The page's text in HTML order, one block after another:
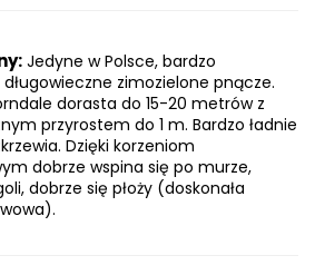
Jedyne w Polsce, bardzo
zimozielone pnącze.
dorasta do 15-20 metrów z
przyrostem do 1 m. Bardzo ładnie
Dzięki korzeniom
dobrze wspina się po murze,
dobrze się płoży (doskonała